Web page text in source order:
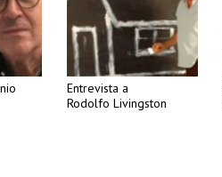
Entrevista a
Rodolfo Livingston